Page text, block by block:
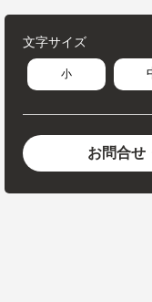
文字サイズ
小
お問合せ